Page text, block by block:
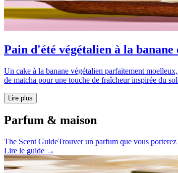
Pain d'été végétalien à la banane
Un cake à la banane végétalien parfaitement
de matcha pour une touche de fraîcheur inspirée du
Lire plus
Parfum & maison
The Scent GuideTrouver un parfum que vous
Lire le guide →